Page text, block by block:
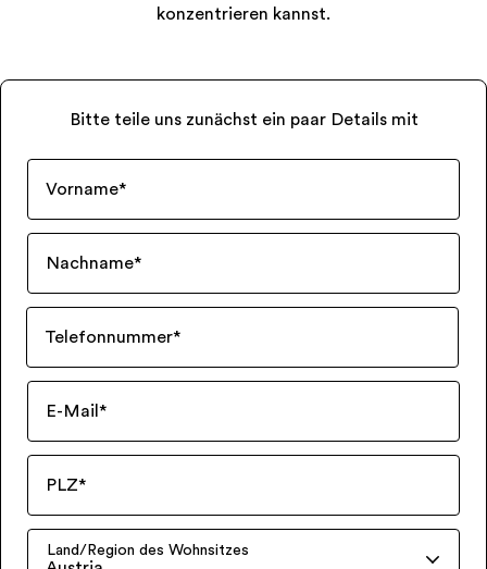
konzentrieren kannst.
Bitte teile uns zunächst ein paar Details mit
Vorname*
Nachname*
Telefonnummer*
E-Mail *
PLZ*
Land/Region des Wohnsitzes